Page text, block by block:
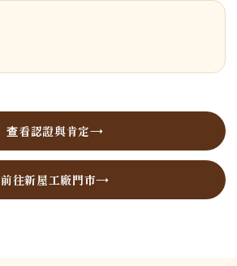
查看認證與肯定
前往新屋工廠門市